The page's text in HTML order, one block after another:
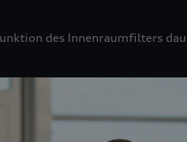
des Innenraumfilters